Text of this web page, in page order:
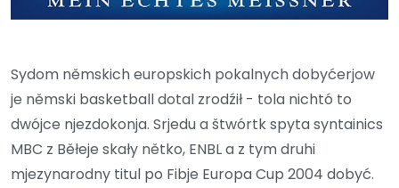
Sydom němskich europskich pokalnych dobyćerjow
je němski basketball dotal zrodźił - tola nichtó to
dwójce njezdokonja. Srjedu a štwórtk spyta syntainics
MBC z Běłeje skały nětko, ENBL a z tym druhi
mjezynarodny titul po Fibje Europa Cup 2004 dobyć.